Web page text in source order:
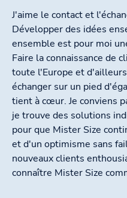
J'aime le contact et
Développer des idées
ensemble est pour moi
Faire la connaissance de
toute l'Europe et
échanger sur un pied
tient à cœur. Je conviens
je trouve des solutions
pour que Mister Size
et d'un optimisme sans
nouveaux clients
connaître Mister Size